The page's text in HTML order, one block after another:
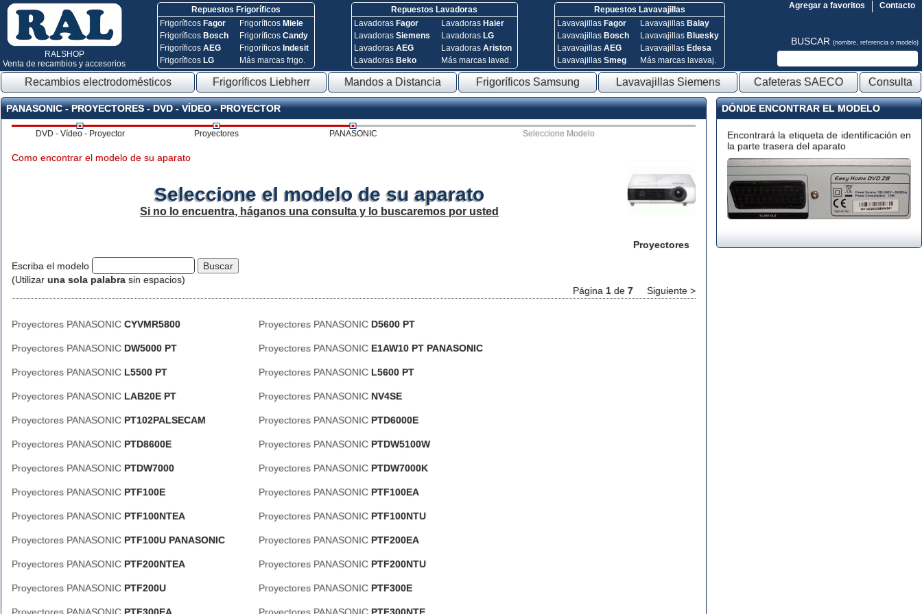
RALSHOP
Venta de recambios y accesorios
Repuestos Frigoríficos
Frigoríficos Fagor
Frigoríficos Bosch
FrigoríficosAEG
Frigoríficos LG
Frigoríficos Miele
FrigoríficosCandy
Frigoríficos Indesit
Más marcas frigo.
Repuestos Lavadoras
Lavadoras Fagor
Lavadoras Siemens
Lavadoras AEG
Lavadoras Beko
Lavadoras Haier
Lavadoras LG
Lavadoras Ariston
Más marcas lavad.
Repuestos Lavavajillas
Lavavajillas Fagor
Lavavajillas Bosch
Lavavajillas AEG
Lavavajillas Smeg
Lavavajillas Balay
Lavavajillas Bluesky
Lavavajillas Edesa
Más marcas lavavaj.
Contacto
Agregar a favoritos
BUSCAR (nombre, referencia o modelo)
Recambios electrodomésticos Frigoríficos Liebherr Mandos a Distancia Frigoríficos Samsung Lavavajillas Siemens Cafeteras SAECO Consulta
PANASONIC - PROYECTORES - DVD - VÍDEO - PROYECTOR
DVD - Vídeo - Proyector Proyectores PANASONIC Seleccione Modelo
Proyectores
Como encontrar el modelo de su aparato
Seleccione el modelo de su aparato
Si no lo encuentra, háganos una consulta y lo buscaremos por usted
Escriba el modelo
(Utilizar una sola palabra sin espacios)
Página 1 de 7 Siguiente >
Proyectores PANASONIC CYVMR5800 Proyectores PANASONIC D5600 PT
Proyectores PANASONIC DW5000 PT Proyectores PANASONIC E1AW10 PT PANASONIC
Proyectores PANASONIC L5500 PT Proyectores PANASONIC L5600 PT
Proyectores PANASONIC LAB20E PT Proyectores PANASONIC NV4SE
Proyectores PANASONIC PT102PALSECAM Proyectores PANASONIC PTD6000E
Proyectores PANASONIC PTD8600E Proyectores PANASONIC PTDW5100W
Proyectores PANASONIC PTDW7000 Proyectores PANASONIC PTDW7000K
Proyectores PANASONIC PTF100E Proyectores PANASONIC PTF100EA
Proyectores PANASONIC PTF100NTEA Proyectores PANASONIC PTF100NTU
Proyectores PANASONIC PTF100U PANASONIC Proyectores PANASONIC PTF200EA
Proyectores PANASONIC PTF200NTEA Proyectores PANASONIC PTF200NTU
Proyectores PANASONIC PTF200U Proyectores PANASONIC PTF300E
DÓNDE ENCONTRAR EL MODELO
Encontrará la etiqueta de identificación en
la parte trasera del aparato